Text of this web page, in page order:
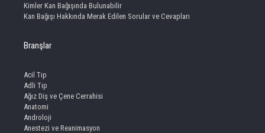
Kimler Kan Bağışında Bulunabilir
Kan Bağışı Hakkında Merak Edilen Sorular ve Cevapları
Branşlar
Acil Tıp
Adli Tıp
Ağız Diş ve Çene Cerrahisi
Anatomi
Androloji
Anestezi ve Reanimasyon